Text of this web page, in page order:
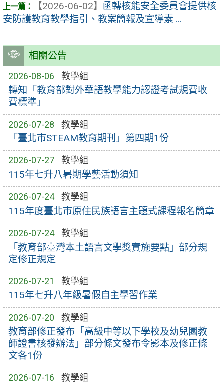
相關公告
2026-08-06 教學組
轉知「教育部對外華語教學能力認證考試規費收
費標準」
2026-07-28 教學組
「臺北市STEAM教育期刊」第四期1份
2026-07-27 教學組
115年七升八暑期學藝活動須知
2026-07-24 教學組
115年度臺北市原住民族語言主題式課程報名簡章
2026-07-24 教學組
「教育部臺灣本土語言文學獎實施要點」部分規
定修正規定
2026-07-21 教學組
115年七升八年級暑假自主學習作業
2026-07-20 教學組
教育部修正發布「高級中等以下學校及幼兒園教
師證書核發辦法」部分條文發布令影本及修正條
文各1份
2026-07-16 教學組
【2026-06-02】 函轉核能安全委員會提供核
安防護教育教學指引、教案簡報及宣導素 ...